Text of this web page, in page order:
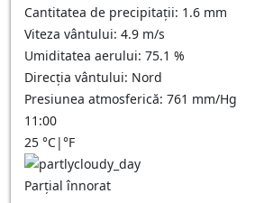
Cantitatea de precipitații: 1.6 mm
Viteza vântului: 4.9 m/s
Umiditatea aerului: 75.1 %
Direcția vântului: Nord
Presiunea atmosferică: 761 mm/Hg
11:00
25 °C|°F
Parțial înnorat